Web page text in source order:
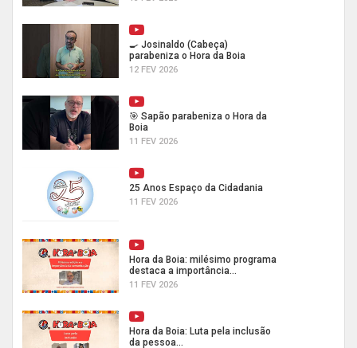
🍳 Josinaldo (Cabeça)
parabeniza o Hora da Boia
12 FEV 2026
🎯 Sapão parabeniza o Hora da
Boia
11 FEV 2026
25 Anos Espaço da Cidadania
11 FEV 2026
Hora da Boia: milésimo programa
destaca a importância...
11 FEV 2026
Hora da Boia: Luta pela inclusão
da pessoa...